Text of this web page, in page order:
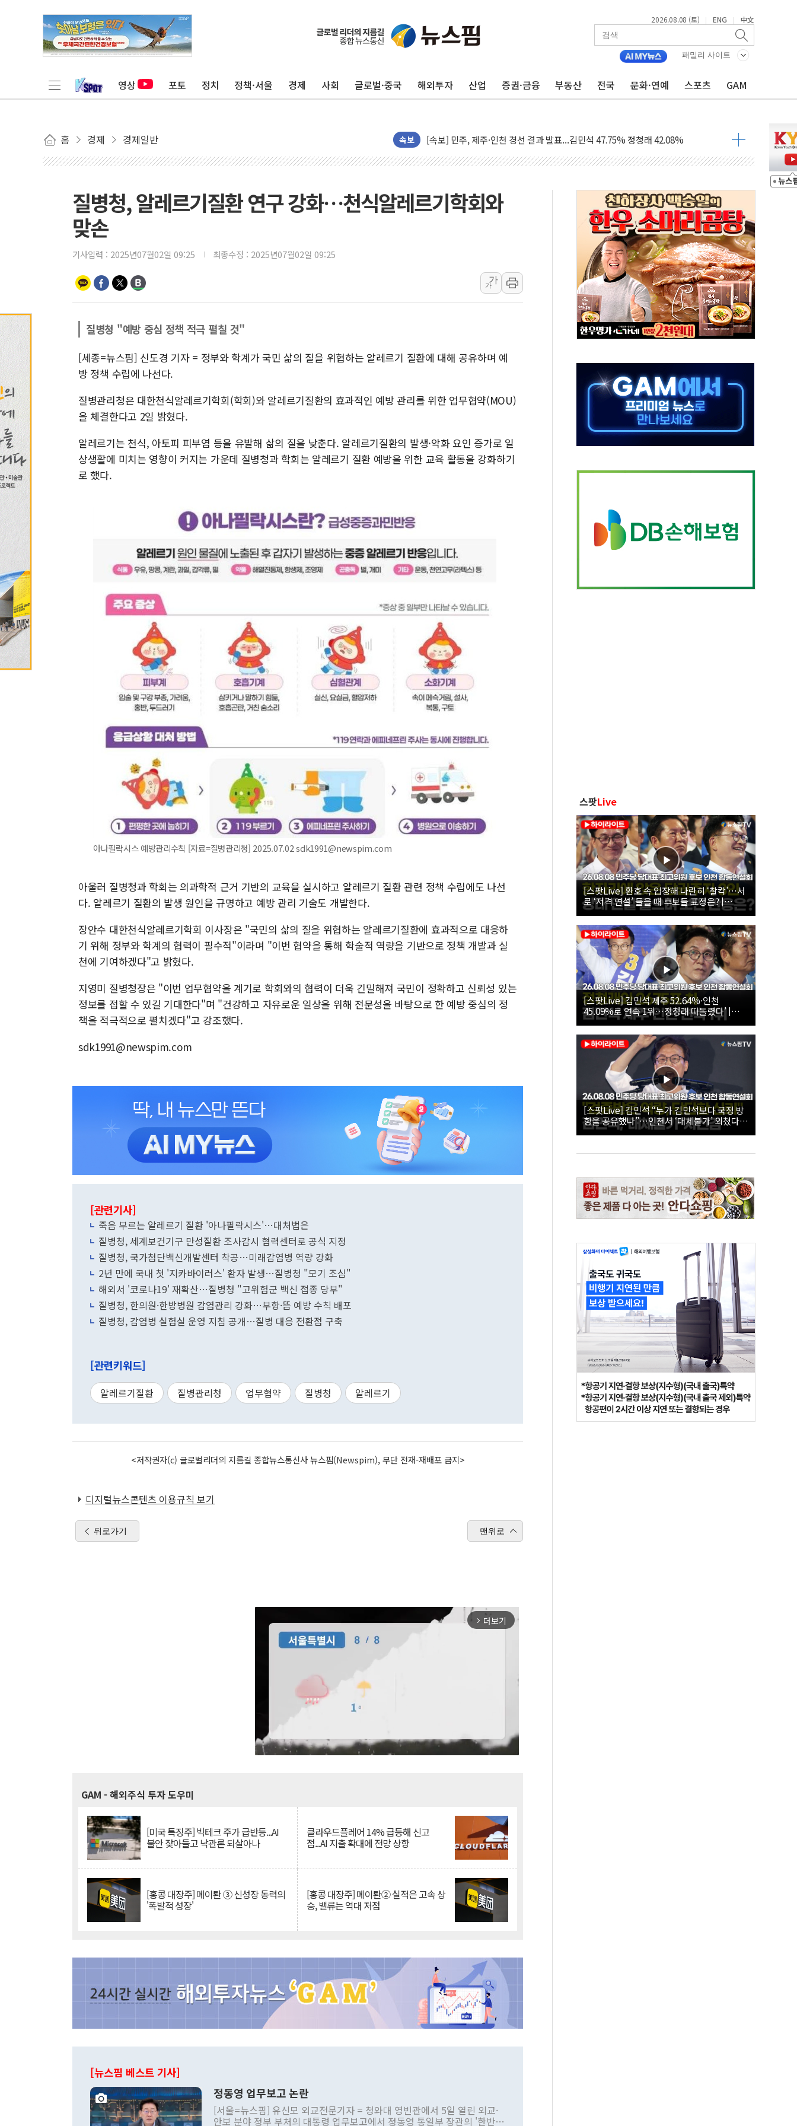
2026.08.08 (토) | ENG | 中文
패밀리 사이트
영상 포토 정치 정책·서울 경제 사회 글로벌·중국 해외투자 산업 증권·금융 부동산 전국 문화·연예 스포츠 GAM
홈 경제 경제일반 속보
울진·영덕 '호우특보'-포항 '산사태 주의보'...경북도, 호우 피해·통제구간 없어
[종합] 김민석, 정청래에 '0.86%p' 차 재역전 성공...金 45.42% vs 鄭 44.56%
김민석, 2주차 제주·인천 경선서 정청래에 승리...47.75% vs 42.08%
인사하는 김민석 당대표 후보
[속보] 민주, 인천 경선 결과 발표...김민석 45.09% 정청래 43.27% 송영길 11.63%
[속보] 민주, 제주 경선 결과 발표...김민석 52.64% 정청래 39.89% 송영길 7.47%
美, 이란전 출구전략 만지작…공습 한계·탄약 부족 현실화
강릉·동해·삼척 시간당 최대 50㎜ 폭우…강원 동해안 강한 비 이어져
폐기물 수거하다 참변…60대 환경미화원 수거차에 치여 사망
서울 중랑구 주택가서 흉기 난동…60대 남성 2명 숨져
李대통령 "결혼 때문에 손해 보는 일 없게"…'결혼 페널티' 22개 과제 손본다
여수 오동도 인근 해상서 모터보트 전복…1명 사망·1명 실종
추미애, '위안부' 피해자 기림의 날 참석..."국제적 시민 연대로 목소리 내야"
인천 선재도 갯벌서 해루질 중 실종 60대 나흘만에 숨진 채 발견
인천서 말다툼 중 어머니 흉기 살해 10대 아들 체포
'화합' 꺼낸 김민석에 '뻔뻔' 받아친 정청래…제주 연설서 신경전 고조
李대통령, ISA 개편 재검토 지시…與 "적극 환영"·野 "졸속 국정"
질병청, 알레르기질환 연구 강화…천식알레르기학회와
맞손
기사입력 : 2025년07월02일 09:25 최종수정 : 2025년07월02일 09:25
가
가
질병청 "예방 중심 정책 적극 펼칠 것"
[세종=뉴스핌] 신도경 기자 = 정부와 학계가 국민 삶의 질을 위협하는 알레르기 질환에 대해 공유하며 예
방 정책 수립에 나선다.
질병관리청은 대한천식알레르기학회(학회)와 알레르기질환의 효과적인 예방 관리를 위한 업무협약(MOU)
을 체결한다고 2일 밝혔다.
알레르기는 천식, 아토피 피부염 등을 유발해 삶의 질을 낮춘다. 알레르기질환의 발생·악화 요인 증가로 일
상생활에 미치는 영향이 커지는 가운데 질병청과 학회는 알레르기 질환 예방을 위한 교육 활동을 강화하기
로 했다.
아나필락시스 예방관리수칙 [자료=질병관리청] 2025.07.02 sdk1991@newspim.com
아울러 질병청과 학회는 의과학적 근거 기반의 교육을 실시하고 알레르기 질환 관련 정책 수립에도 나선
다. 알레르기 질환의 발생 원인을 규명하고 예방 관리 기술도 개발한다.
장안수 대한천식알레르기학회 이사장은 "국민의 삶의 질을 위협하는 알레르기질환에 효과적으로 대응하
기 위해 정부와 학계의 협력이 필수적"이라며 "이번 협약을 통해 학술적 역량을 기반으로 정책 개발과 실
천에 기여하겠다"고 밝혔다.
지영미 질병청장은 "이번 업무협약을 계기로 학회와의 협력이 더욱 긴밀해져 국민이 정확하고 신뢰성 있는
정보를 접할 수 있길 기대한다"며 "건강하고 자유로운 일상을 위해 전문성을 바탕으로 한 예방 중심의 정
책을 적극적으로 펼치겠다"고 강조했다.
sdk1991@newspim.com
[관련기사]
죽음 부르는 알레르기 질환 '아나필락시스'…대처법은
질병청, 세계보건기구 만성질환 조사감시 협력센터로 공식 지정
질병청, 국가첨단백신개발센터 착공…미래감염병 역량 강화
2년 만에 국내 첫 '지카바이러스' 환자 발생…질병청 "모기 조심"
해외서 '코로나19' 재확산…질병청 "고위험군 백신 접종 당부"
질병청, 한의원·한방병원 감염관리 강화…부항·뜸 예방 수칙 배포
질병청, 감염병 실험실 운영 지침 공개…질병 대응 전환점 구축
[관련키워드]
알레르기질환 질병관리청 업무협약 질병청 알레르기
<저작권자(c) 글로벌리더의 지름길 종합뉴스통신사 뉴스핌(Newspim), 무단 전재-재배포 금지>
디지털뉴스콘텐츠 이용규칙 보기
뒤로가기 맨위로
arrow_forward_ios 더보기
GAM - 해외주식 투자 도우미
[미국 특징주] 빅테크 주가 급반등...AI
불안 잦아들고 낙관론 되살아나
클라우드플레어 14% 급등해 신고
점...AI 지출 확대에 전망 상향
[홍콩 대장주] 메이퇀 ③ 신성장 동력의
'폭발적 성장'
[홍콩 대장주] 메이퇀② 실적은 고속 상
승, 밸류는 역대 저점
[뉴스핌 베스트 기사]
정동영 업무보고 논란
[서울=뉴스핌] 유신모 외교전문기자 = 청와대 영빈관에서 5일 열린 외교·
안보 분야 정부 부처의 대통령 업무보고에서 정동영 통일부 장관의 '한반도
스팟Live
[스팟Live] 환호 속 입장해 나란히 ‘찰칵’…서
로 ‘저격 연설’ 들을 때 후보들 표정은? |
26.08.08 더불어민주당 당대표·최고위원 후
보 인천 합동연설회
[스팟Live] 김민석 제주 52.64%·인천
45.09%로 연속 1위…정청래 따돌렸다’ |
26.08.08 더불어민주당 당대표·최고위원 후
보 인천 합동연설회
[스팟Live] 김민석 “누가 김민석보다 국정 방
향을 공유했나”…인천서 ‘대체불가’ 외쳤다 |
26.08.08 더불어민주당 당대표·최고위원 후